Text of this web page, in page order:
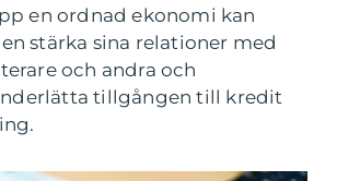
en ordnad ekonomi kan
stärka sina relationer med
och andra och
tillgången till kredit